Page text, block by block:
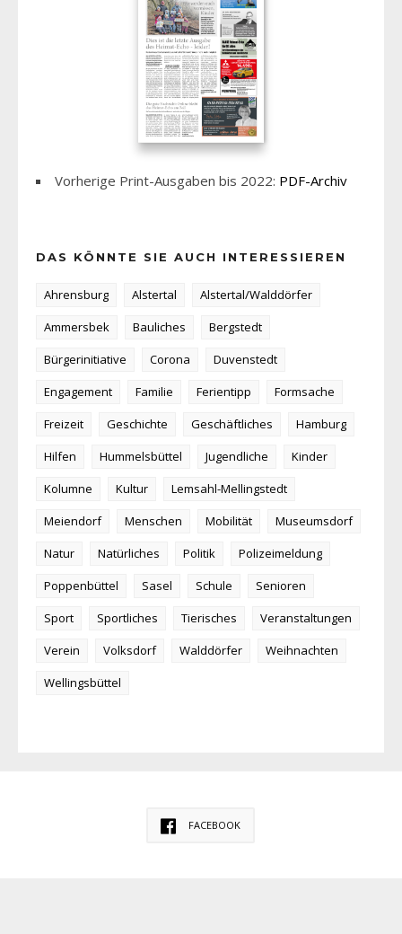
Vorherige Print-Ausgaben bis 2022: PDF-Archiv
DAS KÖNNTE SIE AUCH INTERESSIEREN
Ahrensburg Alstertal
Alstertal/Walddörfer
Ammersbek
Bauliches
Bergstedt
Bürgerinitiative
Corona
Duvenstedt
Engagement
Familie Ferientipp
Formsache
Freizeit
Geschichte Geschäftliches
Hamburg
Hilfen
Hummelsbüttel Jugendliche
Kinder
Kolumne
Kultur
Lemsahl-Mellingstedt
Meiendorf
Menschen Mobilität
Museumsdorf
Natur
Natürliches Politik
Polizeimeldung
Poppenbüttel
Sasel Schule
Senioren
Sport
Sportliches Tierisches
Veranstaltungen
Verein
Volksdorf Walddörfer
Weihnachten
Wellingsbüttel
FACEBOOK